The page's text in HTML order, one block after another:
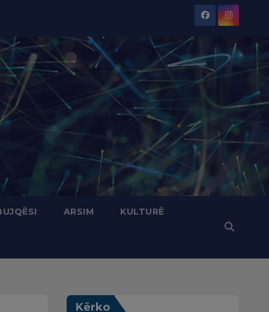
ARSIM KULTURË
Kërko